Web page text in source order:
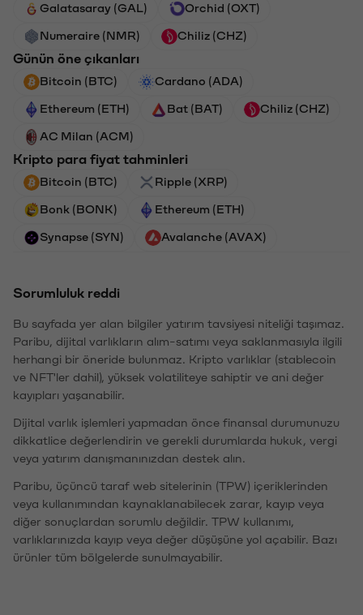
Galatasaray (GAL) Orchid (OXT)
Numeraire (NMR) Chiliz (CHZ)
Günün öne çıkanları
Bitcoin (BTC) Cardano (ADA)
Ethereum (ETH) Bat (BAT) Chiliz (CHZ)
AC Milan (ACM)
Kripto para fiyat tahminleri
Bitcoin (BTC) Ripple (XRP)
Bonk (BONK) Ethereum (ETH)
Synapse (SYN) Avalanche (AVAX)
Sorumluluk reddi
Bu sayfada yer alan bilgiler yatırım tavsiyesi niteliği taşımaz.
Paribu, dijital varlıkların alım-satımı veya saklanmasıyla ilgili
herhangi bir öneride bulunmaz. Kripto varlıklar (stablecoin
ve NFT'ler dahil), yüksek volatiliteye sahiptir ve ani değer
kayıpları yaşanabilir.
Dijital varlık işlemleri yapmadan önce finansal durumunuzu
dikkatlice değerlendirin ve gerekli durumlarda hukuk, vergi
veya yatırım danışmanınızdan destek alın.
Paribu, üçüncü taraf web sitelerinin (TPW) içeriklerinden
veya kullanımından kaynaklanabilecek zarar, kayıp veya
diğer sonuçlardan sorumlu değildir. TPW kullanımı,
varlıklarınızda kayıp veya değer düşüşüne yol açabilir. Bazı
ürünler tüm bölgelerde sunulmayabilir.